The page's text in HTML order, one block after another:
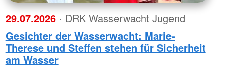
29.07.2026 · DRK Wasserwacht Jugend
Gesichter der Wasserwacht: Marie-
Therese und Steffen stehen für Sicherheit
am Wasser